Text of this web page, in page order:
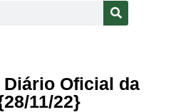
Oficial da
11/22}